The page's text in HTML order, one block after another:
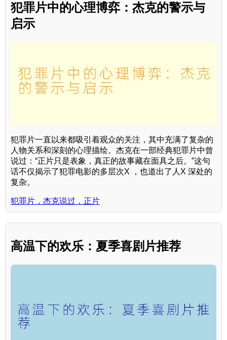
犯罪片中的心理博弈：杰克的警示与
启示
犯罪片一直以来都吸引着观众的关注，其中充满了复杂的
人物关系和深刻的心理描绘。杰克在一部经典犯罪片中曾
说过：“正片只是表象，真正的故事藏在面具之后。”这句
话不仅揭示了犯罪电影的多层次X ，也道出了人X 深处的
复杂。
犯罪片，杰克说过，正片
高温下的欢乐：夏季喜剧片推荐